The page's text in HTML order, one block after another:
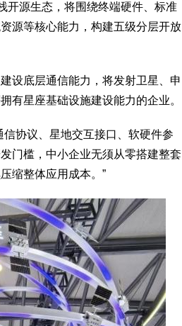
开源生态，将围绕终端硬件、标准
源等核心能力，构建五级分层开放
设底层通信能力，将发射卫星、申
有星座基础设施建设能力的企业。
协议、星地交互接口、软硬件参
门槛，中小企业无须从零搭建整套
缩整体应用成本。”